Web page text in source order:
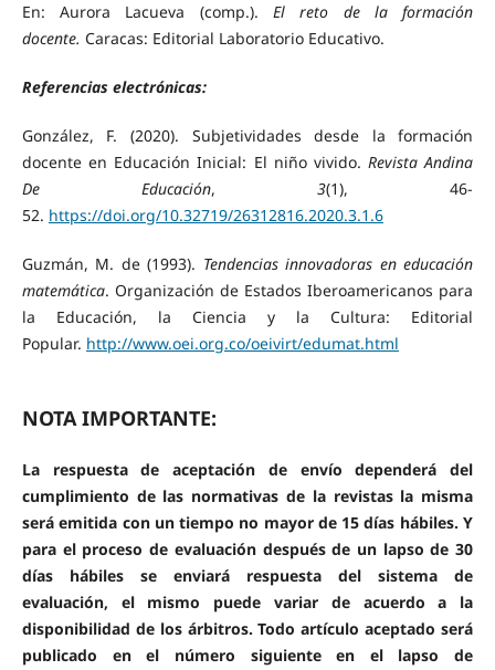
En: Aurora Lacueva (comp.). El reto de la formación
docente. Caracas: Editorial Laboratorio Educativo.
Referencias electrónicas:
González, F. (2020). Subjetividades desde la formación
docente en Educación Inicial: El niño vivido. Revista Andina
De Educación,3(1), 46-
52. https://doi.org/10.32719/26312816.2020.3.1.6
Guzmán, M. de (1993). Tendencias innovadoras en educación
matemática. Organización de Estados Iberoamericanos para
la Educación, la Ciencia y la Cultura: Editorial
Popular. http://www.oei.org.co/oeivirt/edumat.html
NOTA IMPORTANTE:
La respuesta de aceptación de envío dependerá del
cumplimiento de las normativas de la revistas la misma
será emitida con un tiempo no mayor de 15 días hábiles. Y
para el proceso de evaluación después de un lapso de 30
días hábiles se enviará respuesta del sistema de
evaluación, el mismo puede variar de acuerdo a la
disponibilidad de los árbitros. Todo artículo aceptado será
publicado en el número siguiente en el lapso de